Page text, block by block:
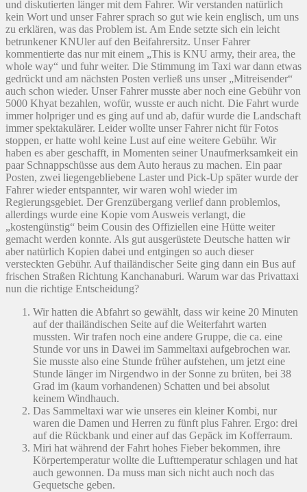
und diskutierten länger mit dem Fahrer. Wir verstanden natürlich
kein Wort und unser Fahrer sprach so gut wie kein englisch, um uns
zu erklären, was das Problem ist. Am Ende setzte sich ein leicht
betrunkener KNUler auf den Beifahrersitz. Unser Fahrer
kommentierte das nur mit einem „This is KNU army, their area, the
whole way“ und fuhr weiter. Die Stimmung im Taxi war dann etwas
gedrückt und am nächsten Posten verließ uns unser „Mitreisender“
auch schon wieder. Unser Fahrer musste aber noch eine Gebühr von
5000 Khyat bezahlen, wofür, wusste er auch nicht. Die Fahrt wurde
immer holpriger und es ging auf und ab, dafür wurde die Landschaft
immer spektakulärer. Leider wollte unser Fahrer nicht für Fotos
stoppen, er hatte wohl keine Lust auf eine weitere Gebühr. Wir
haben es aber geschafft, in Momenten seiner Unaufmerksamkeit ein
paar Schnappschüsse aus dem Auto heraus zu machen. Ein paar
Posten, zwei liegengebliebene Laster und Pick-Up später wurde der
Fahrer wieder entspannter, wir waren wohl wieder im
Regierungsgebiet. Der Grenzübergang verlief dann problemlos,
allerdings wurde eine Kopie vom Ausweis verlangt, die
„kostengünstig“ beim Cousin des Offiziellen eine Hütte weiter
gemacht werden konnte. Als gut ausgerüstete Deutsche hatten wir
aber natürlich Kopien dabei und entgingen so auch dieser
versteckten Gebühr. Auf thailändischer Seite ging dann ein Bus auf
frischen Straßen Richtung Kanchanaburi. Warum war das Privattaxi
nun die richtige Entscheidung?
Wir hatten die Abfahrt so gewählt, dass wir keine 20 Minuten
auf der thailändischen Seite auf die Weiterfahrt warten
mussten. Wir trafen noch eine andere Gruppe, die ca. eine
Stunde vor uns in Dawei im Sammeltaxi aufgebrochen war.
Sie musste also eine Stunde früher aufstehen, um jetzt eine
Stunde länger im Nirgendwo in der Sonne zu brüten, bei 38
Grad im (kaum vorhandenen) Schatten und bei absolut
keinem Windhauch.
Das Sammeltaxi war wie unseres ein kleiner Kombi, nur
waren die Damen und Herren zu fünft plus Fahrer. Ergo: drei
auf die Rückbank und einer auf das Gepäck im Kofferraum.
Miri hat während der Fahrt hohes Fieber bekommen, ihre
Körpertemperatur wollte die Lufttemperatur schlagen und hat
auch gewonnen. Da muss man sich nicht auch noch das
Gequetsche geben.